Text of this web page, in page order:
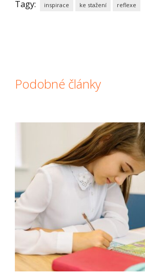
Tagy: inspirace ke stažení reflexe
Podobné články